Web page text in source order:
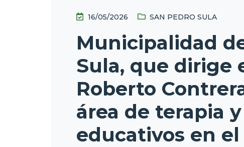
16/05/2026 SAN PEDRO SULA
Municipalidad
Sula, que dirige
Roberto
área de terapia
educativos en el